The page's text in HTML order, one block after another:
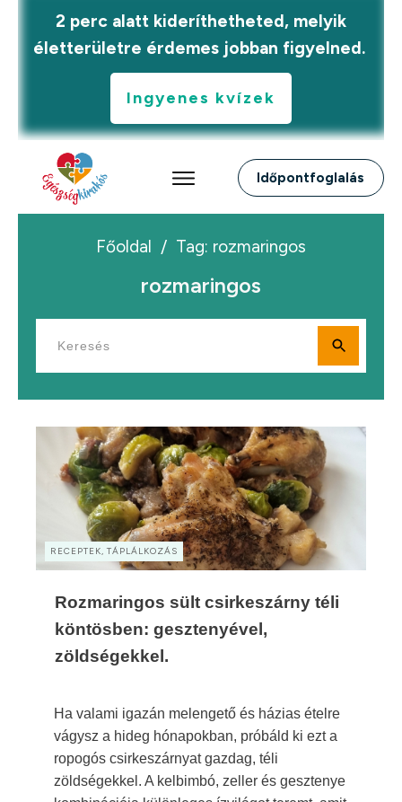
2 perc alatt kideríthetheted, melyik
életterületre érdemes jobban figyelned.
Ingyenes kvízek
Időpontfoglalás
Főoldal / Tag: rozmaringos
rozmaringos
RECEPTEK, TÁPLÁLKOZÁS
Rozmaringos sült csirkeszárny téli
köntösben: gesztenyével,
zöldségekkel.
Ha valami igazán melengető és házias ételre
vágysz a hideg hónapokban, próbáld ki ezt a
ropogós csirkeszárnyat gazdag, téli
zöldségekkel. A kelbimbó, zeller és gesztenye